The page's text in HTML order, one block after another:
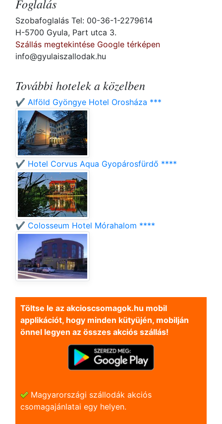
Foglalás
Szobafoglalás Tel: 00-36-1-2279614
H-5700 Gyula, Part utca 3.
Szállás megtekintése Google térképen
info@gyulaiszallodak.hu
További hotelek a közelben
✔️ Alföld Gyöngye Hotel Orosháza ***
✔️ Hotel Corvus Aqua Gyopárosfürdő ****
✔️ Colosseum Hotel Mórahalom ****
Töltse le az akcioscsomagok.hu mobil
applikációt, hogy minden kütyüjén, mobilján
önnel legyen az összes akciós szállás!
Magyarországi szállodák akciós
csomagajánlatai egy helyen.